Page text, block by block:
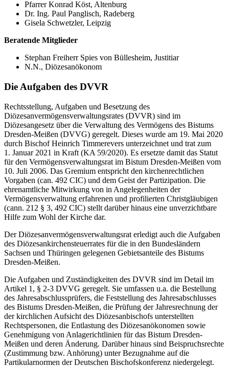
Pfarrer Konrad Köst, Altenburg
Dr. Ing. Paul Panglisch, Radeberg
Gisela Schwetzler, Leipzig
Beratende Mitglieder
Stephan Freiherr Spies von Büllesheim, Justitiar
N.N., Diözesanökonom
Die Aufgaben des DVVR
Rechtsstellung, Aufgaben und Besetzung des
Diözesanvermögensverwaltungsrates (DVVR) sind im
Diözesangesetz über die Verwaltung des Vermögens des Bistums
Dresden-Meißen (DVVG) geregelt. Dieses wurde am 19. Mai 2020
durch Bischof Heinrich Timmerevers unterzeichnet und trat zum
1. Januar 2021 in Kraft (KA 59/2020). Es ersetzte damit das Statut
für den Vermögensverwaltungsrat im Bistum Dresden-Meißen vom
10. Juli 2006. Das Gremium entspricht den kirchenrechtlichen
Vorgaben (can. 492 CIC) und dem Geist der Partizipation. Die
ehrenamtliche Mitwirkung von in Angelegenheiten der
Vermögensverwaltung erfahrenen und profilierten Christgläubigen
(cann. 212 § 3, 492 CIC) stellt darüber hinaus eine unverzichtbare
Hilfe zum Wohl der Kirche dar.
Der Diözesanvermögensverwaltungsrat erledigt auch die Aufgaben
des Diözesankirchensteuerrates für die in den Bundesländern
Sachsen und Thüringen gelegenen Gebietsanteile des Bistums
Dresden-Meißen.
Die Aufgaben und Zuständigkeiten des DVVR sind im Detail im
Artikel 1, § 2-3 DVVG geregelt. Sie umfassen u.a. die Bestellung
des Jahresabschlussprüfers, die Feststellung des Jahresabschlusses
des Bistums Dresden-Meißen, die Prüfung der Jahresrechnung der
der kirchlichen Aufsicht des Diözesanbischofs unterstellten
Rechtspersonen, die Entlastung des Diözesanökonomen sowie
Genehmigung von Anlagerichtlinien für das Bistum Dresden-
Meißen und deren Änderung. Darüber hinaus sind Beispruchsrechte
(Zustimmung bzw. Anhörung) unter Bezugnahme auf die
Partikularnormen der Deutschen Bischofskonferenz niedergelegt.